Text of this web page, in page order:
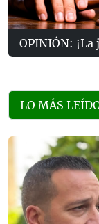
OPINIÓN:
LO MÁS